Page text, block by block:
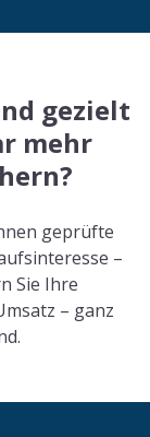
gezielt
mehr
geprüfte
–
Sie Ihre
– ganz